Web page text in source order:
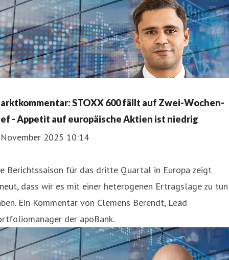
STOXX 600 fällt auf Zwei-Wochen-
- Appetit auf europäische Aktien ist niedrig
2025 10:14
Berichtssaison für das dritte Quartal in Europa zeigt
dass wir es mit einer heterogenen Ertragslage zu tun
Ein Kommentar von Clemens Berendt, Lead
der apoBank.